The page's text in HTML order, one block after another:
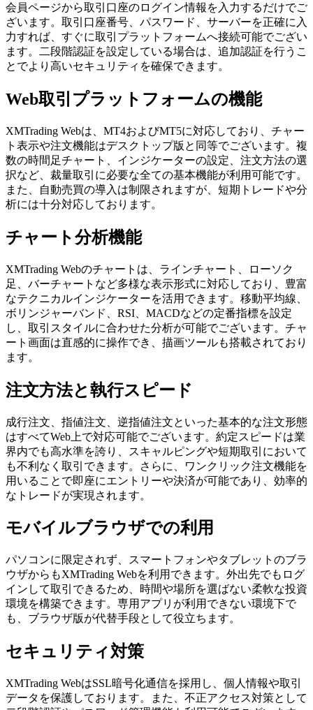
会員ページから取引口座のログイン情報を入力するだけでご
ざいます。取引口座番号、パスワード、サーバーを正確に入
力すれば、すぐに取引プラットフォームへ接続可能でござい
ます。二段階認証を設定している場合は、追加認証を行うこ
とでより高いセキュリティを確保できます。
Web取引プラットフォームの機能
XMTrading Webは、MT4およびMT5に対応しており、チャー
ト表示や注文機能はデスクトップ版と同等でございます。複
数の時間足チャート、インジケーターの設定、注文方法の選
択など、裁量取引に必要な全ての基本機能が利用可能です。
また、自動売買の導入は制限されますが、短期トレードや分
析には十分対応しております。
チャート分析機能
XMTrading Webのチャートは、ラインチャート、ローソク
足、バーチャートなど多様な表示形式に対応しており、豊富
なテクニカルインジケーターを活用できます。移動平均線、
ボリンジャーバンド、RSI、MACDなどの定番指標を設定
し、取引スタイルに合わせた分析が可能でございます。チャ
ート画面は直感的に操作でき、描画ツールも搭載されており
ます。
注文方法と執行スピード
成行注文、指値注文、逆指値注文といった基本的な注文形態
はすべてWeb上で対応可能でございます。約定スピードは業
界内でも高水準を誇り、スキャルピングや短期取引において
も不利なく取引できます。さらに、ワンクリック注文機能を
用いることで即座にエントリーや決済が可能であり、効率的
なトレードが実現されます。
モバイルブラウザでの利用
パソコンに限定されず、スマートフォンやタブレットのブラ
ウザからもXMTrading Webを利用できます。外出先でもログ
インして取引できるため、時間や場所を選ばない柔軟な投資
環境を構築できます。専用アプリが利用できない環境下で
も、ブラウザ版が代替手段として役立ちます。
セキュリティ対策
XMTrading WebはSSL暗号化通信を採用し、個人情報や取引
データを保護しております。また、不正アクセス対策として